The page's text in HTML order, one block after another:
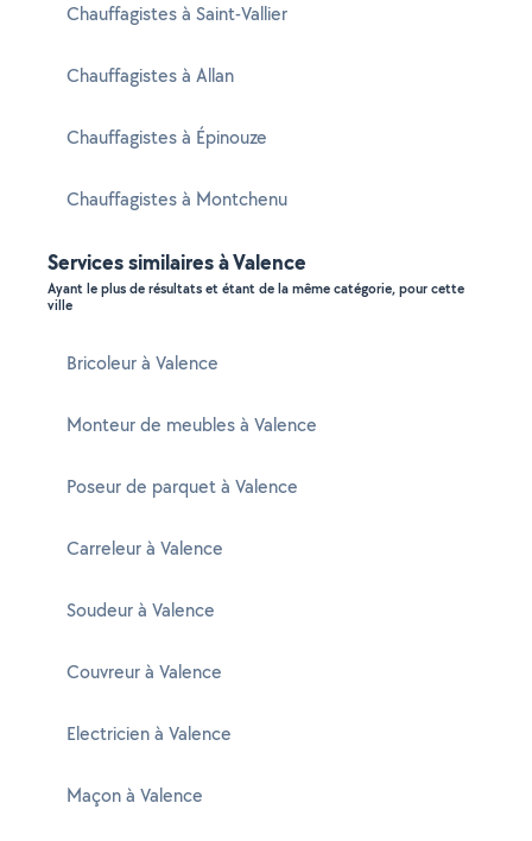
Chauffagistes à Saint-Vallier
Chauffagistes à Allan
Chauffagistes à Épinouze
Chauffagistes à Montchenu
Services similaires à Valence
Ayant le plus de résultats et étant de la même catégorie, pour cette
ville
Bricoleur à Valence
Monteur de meubles à Valence
Poseur de parquet à Valence
Carreleur à Valence
Soudeur à Valence
Couvreur à Valence
Electricien à Valence
Maçon à Valence